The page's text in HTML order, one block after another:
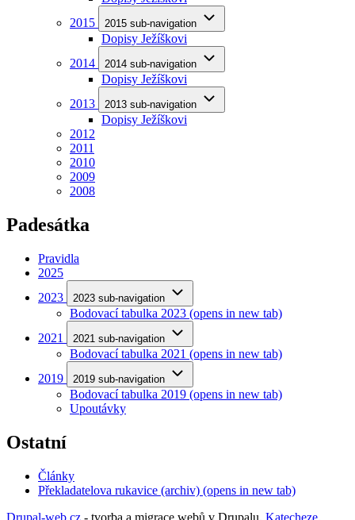
2015
2015 sub-navigation
Dopisy Ježíškovi
2014
2014 sub-navigation
Dopisy Ježíškovi
2013
2013 sub-navigation
Dopisy Ježíškovi
2012
2011
2010
2009
2008
Padesátka
Pravidla
2025
2023
2023 sub-navigation
Bodovací tabulka 2023 (opens in new tab)
2021
2021 sub-navigation
Bodovací tabulka 2021 (opens in new tab)
2019
2019 sub-navigation
Bodovací tabulka 2019 (opens in new tab)
Upoutávky
Ostatní
Články
Překladatelova rukavice (archiv) (opens in new tab)
Drupal-web.cz - tvorba a migrace webů v Drupalu. Katecheze.